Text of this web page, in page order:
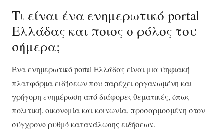
Τι είναι ένα ενημερωτικό portal
Ελλάδας και ποιος ο ρόλος του
σήμερα;
Ένα ενημερωτικό portal Ελλάδας είναι μια ψηφιακή
πλατφόρμα ειδήσεων που παρέχει οργανωμένη και
γρήγορη ενημέρωση από διάφορες θεματικές, όπως
πολιτική, οικονομία και κοινωνία, προσαρμοσμένη στον
σύγχρονο ρυθμό κατανάλωσης ειδήσεων.